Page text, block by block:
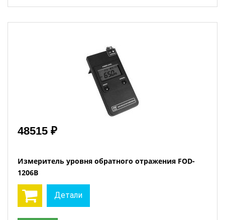
48515 ₽
Измеритель уровня обратного отражения FOD-
1206B
Детали